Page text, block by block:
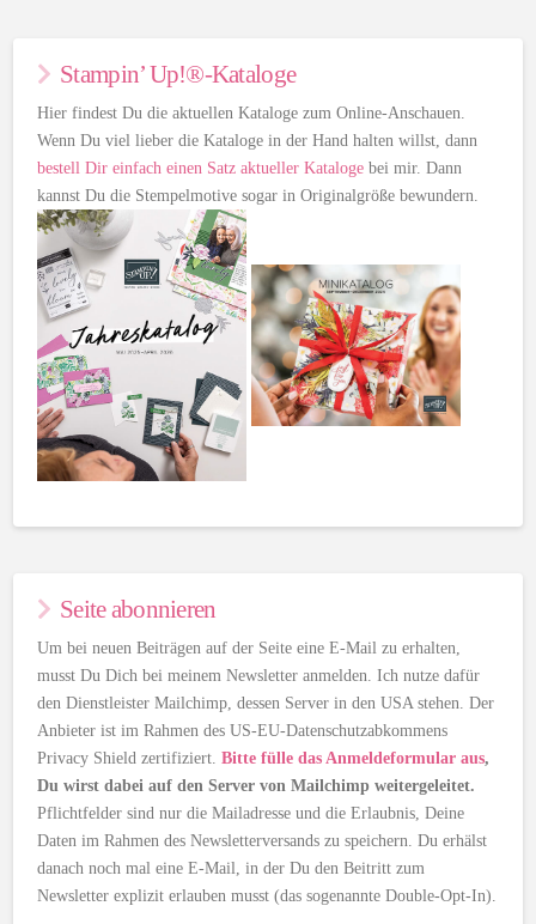
Stampin’ Up!®-Kataloge
Hier findest Du die aktuellen Kataloge zum Online-Anschauen.
Wenn Du viel lieber die Kataloge in der Hand halten willst, dann
bestell Dir einfach einen Satz aktueller Kataloge bei mir. Dann
kannst Du die Stempelmotive sogar in Originalgröße bewundern.
Seite abonnieren
Um bei neuen Beiträgen auf der Seite eine E-Mail zu erhalten,
musst Du Dich bei meinem Newsletter anmelden. Ich nutze dafür
den Dienstleister Mailchimp, dessen Server in den USA stehen. Der
Anbieter ist im Rahmen des US-EU-Datenschutzabkommens
Privacy Shield zertifiziert.Bitte fülle das Anmeldeformular aus,
Du wirst dabei auf den Server von Mailchimp weitergeleitet.
Pflichtfelder sind nur die Mailadresse und die Erlaubnis, Deine
Daten im Rahmen des Newsletterversands zu speichern. Du erhälst
danach noch mal eine E-Mail, in der Du den Beitritt zum
Newsletter explizit erlauben musst (das sogenannte Double-Opt-In).